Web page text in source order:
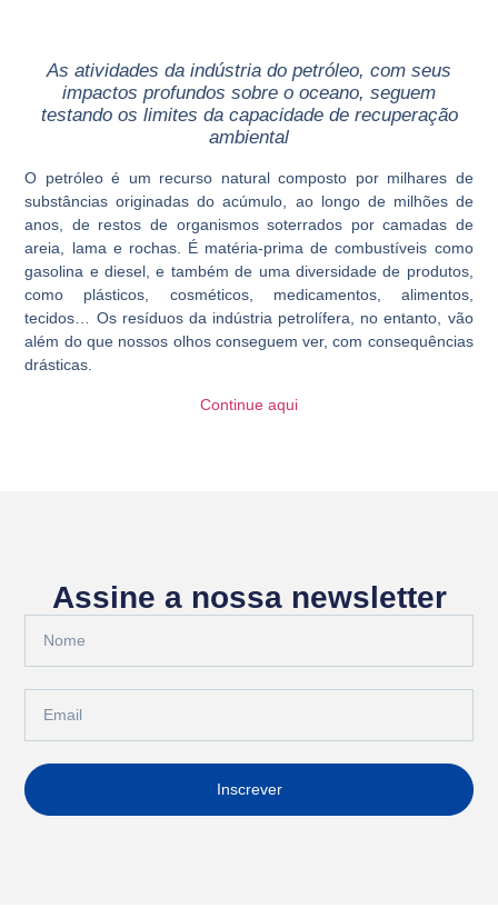
As atividades da indústria do petróleo, com seus
impactos profundos sobre o oceano, seguem
testando os limites da capacidade de recuperação
ambiental
O petróleo é um recurso natural composto por milhares de
substâncias originadas do acúmulo, ao longo de milhões de
anos, de restos de organismos soterrados por camadas de
areia, lama e rochas. É matéria-prima de combustíveis como
gasolina e diesel, e também de uma diversidade de produtos,
como plásticos, cosméticos, medicamentos, alimentos,
tecidos… Os resíduos da indústria petrolífera, no entanto, vão
além do que nossos olhos conseguem ver, com consequências
drásticas.
Continue aqui
Assine a nossa newsletter
Inscrever